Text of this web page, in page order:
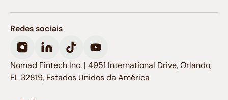
Redes sociais
Nomad Fintech Inc. | 4951 International Drive, Orlando,
FL 32819, Estados Unidos da América